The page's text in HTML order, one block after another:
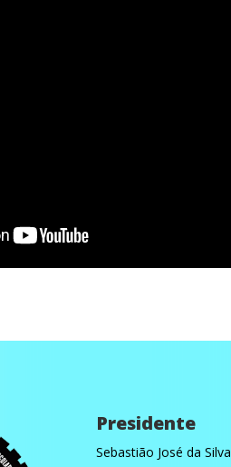
Presidente
Sebastião José da Silva